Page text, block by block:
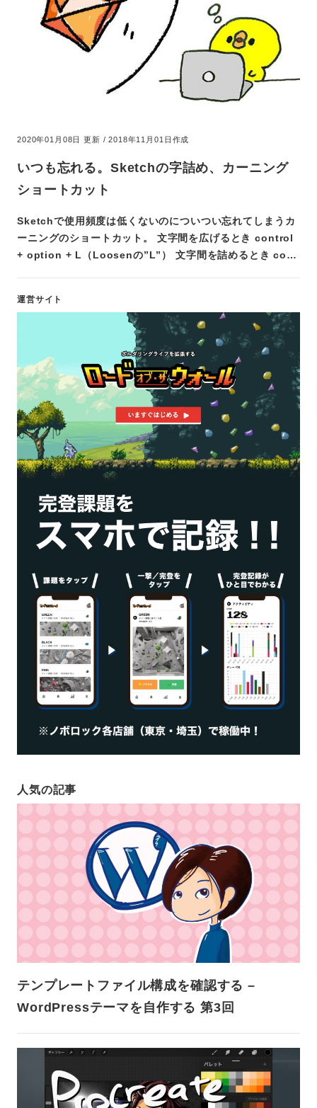
2020年01月08日 更新 / 2018年11月01日作成
いつも忘れる。Sketchの字詰め、カーニング
ショートカット
Sketchで使用頻度は低くないのについつい忘れてしまうカ
ーニングのショートカット。 文字間を広げるとき control
+ option + L（Loosenの”L”） 文字間を詰めるとき co…
運営サイト
人気の記事
テンプレートファイル構成を確認する –
WordPressテーマを自作する 第3回